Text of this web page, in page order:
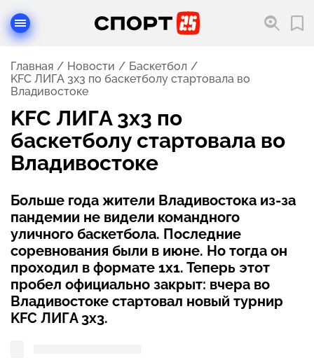
Главная Новости
Баскетбол
KFC ЛИГА 3х3 по баскетболу стартовала во
Владивостоке
KFC ЛИГА 3х3 по
баскетболу стартовала во
Владивостоке
Больше года жители Владивостока из-за
пандемии не видели командного
уличного баскетбола. Последние
соревнования были в июне. Но тогда он
проходил в формате 1х1. Теперь этот
пробел официально закрыт: вчера во
Владивостоке стартовал новый турнир
KFC ЛИГА 3х3.